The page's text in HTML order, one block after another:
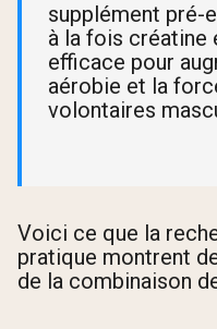
supplément pré-
à la fois créatine
efficace pour
aérobie et la
volontaires
Voici ce que la
pratique montrent
de la combinaison